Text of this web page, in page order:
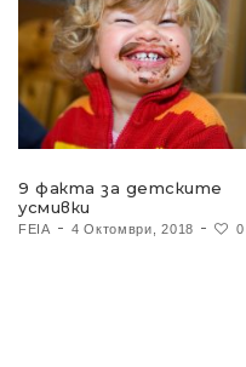
9 факта за детските
усмивки
FEIA 4 Октомври, 2018 0